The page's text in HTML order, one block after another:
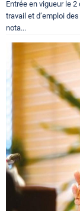
Entrée en vigueur le
travail et d’emploi
nota...